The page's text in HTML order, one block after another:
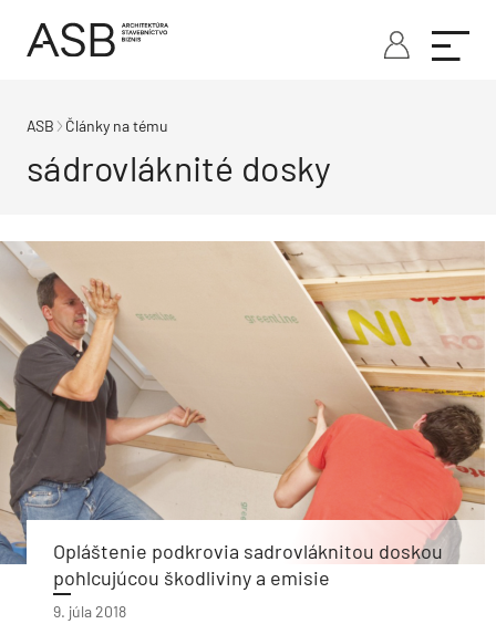
ASB Články na tému
sádrovláknité dosky
Opláštenie podkrovia sadrovláknitou doskou
pohlcujúcou škodliviny a emisie
9. júla 2018